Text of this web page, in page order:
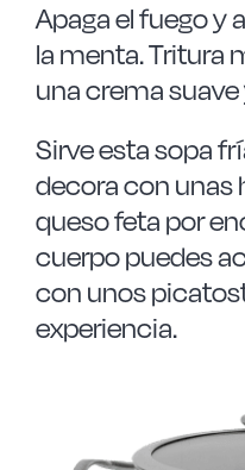
Apaga el fuego y
la menta. Tritura
una crema suave
Sirve esta sopa
decora con unas
queso feta por
cuerpo puedes
con unos
experiencia.